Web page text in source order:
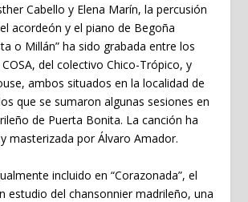
Cabello y Elena Marín, la percusión
acordeón y el piano de Begoña
o Millán” ha sido grabada entre los
del colectivo Chico-Trópico, y
ambos situados en la localidad de
que se sumaron algunas sesiones en
de Puerta Bonita. La canción ha
masterizada por Álvaro Amador.
incluido en “Corazonada”, el
estudio del chansonnier madrileño, una